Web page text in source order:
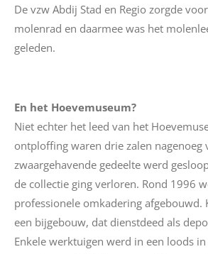
De vzw Abdij Stad en Regio zorgde
molenrad en daarmee was het
geleden.
En het Hoevemuseum?
Niet echter het leed van het
ontploffing waren drie zalen nagenoeg
zwaargehavende gedeelte werd
de collectie ging verloren. Rond 1996
professionele omkadering afgebouwd.
een bijgebouw, dat dienstdeed als
Enkele werktuigen werd in een loods